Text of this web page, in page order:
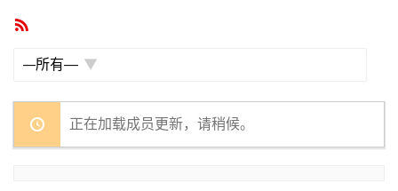
阅
示：
正在加载成员更新，请稍候。